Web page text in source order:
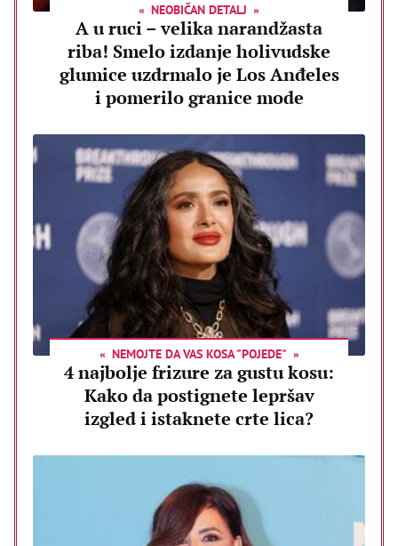
NEOBIČAN DETALJ
A u ruci – velika narandžasta
riba! Smelo izdanje holivudske
glumice uzdrmalo je Los Anđeles
i pomerilo granice mode
NEMOJTE DA VAS KOSA "POJEDE"
4 najbolje frizure za gustu kosu:
Kako da postignete lepršav
izgled i istaknete crte lica?